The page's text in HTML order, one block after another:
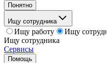
Понятно
Ищу сотрудника
Ищу работу
Ищу
Ищу сотрудника
Сервисы
Помощь